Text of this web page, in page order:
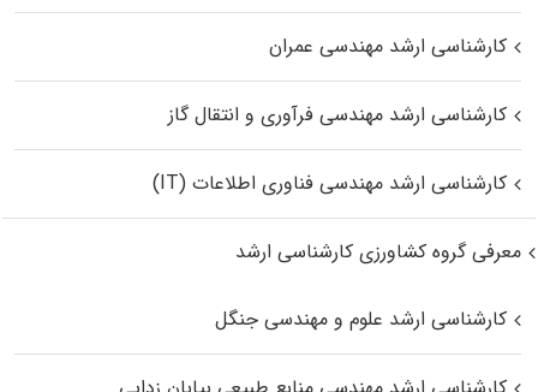
کارشناسی ارشد مهندسی عمران
کارشناسی ارشد مهندسی فرآوری و انتقال گاز
کارشناسی ارشد مهندسی فناوری اطلاعات (IT)
معرفی گروه کشاورزی کارشناسی ارشد
کارشناسی ارشد علوم و مهندسی جنگل